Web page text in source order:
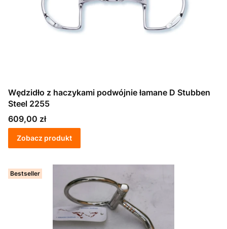
Wędzidło z haczykami podwójnie łamane D Stubben
Steel 2255
Cena
609,00 zł
Zobacz produkt
Bestseller